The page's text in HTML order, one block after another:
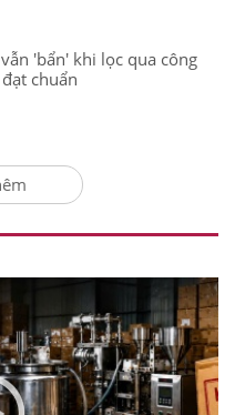
'bẩn' khi lọc qua công
chuẩn